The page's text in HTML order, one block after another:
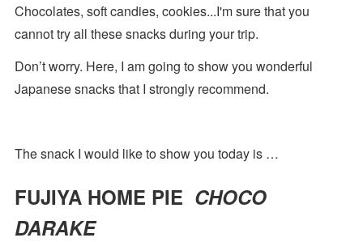
Chocolates, soft candies, cookies...I'm sure that you
cannot try all these snacks during your trip.
Don’t worry. Here, I am going to show you wonderful
Japanese snacks that I strongly recommend.
The snack I would like to show you today is …
FUJIYA HOME PIE CHOCO
DARAKE